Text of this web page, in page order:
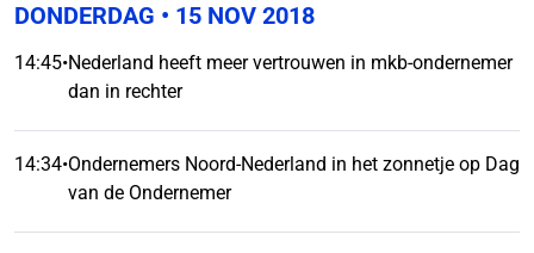
DONDERDAG • 15 NOV 2018
14:45•Nederland heeft meer vertrouwen in mkb-ondernemer
dan in rechter
14:34•Ondernemers Noord-Nederland in het zonnetje op Dag
van de Ondernemer